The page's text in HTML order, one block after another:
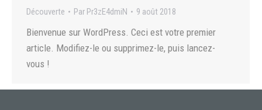
Découverte Par Pr3zE4dmiN 9 août 2018
Bienvenue sur WordPress. Ceci est votre premier
article. Modifiez-le ou supprimez-le, puis lancez-
vous !